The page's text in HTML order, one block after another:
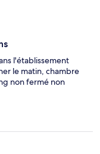
l'établissement
le matin, chambre
non fermé non